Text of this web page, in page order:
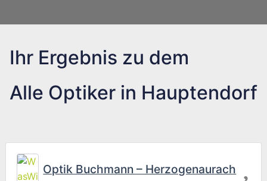
Ihr Ergebnis zu dem
Alle Optiker in Hauptendorf
Optik Buchmann – Herzogenaurach